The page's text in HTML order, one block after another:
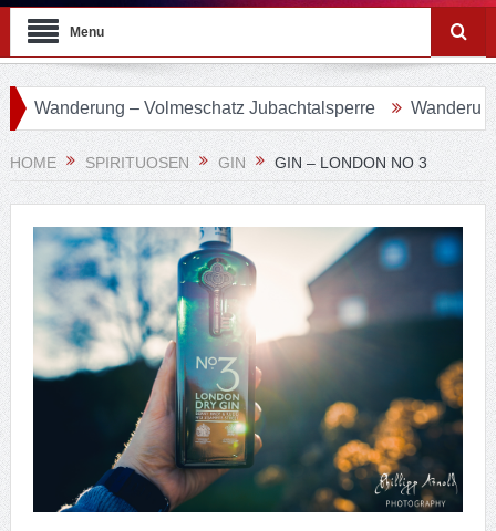
Menu
– Volmeschatz Jubachtalsperre Wanderung 24
HOME SPIRITUOSEN GIN GIN – LONDON NO 3